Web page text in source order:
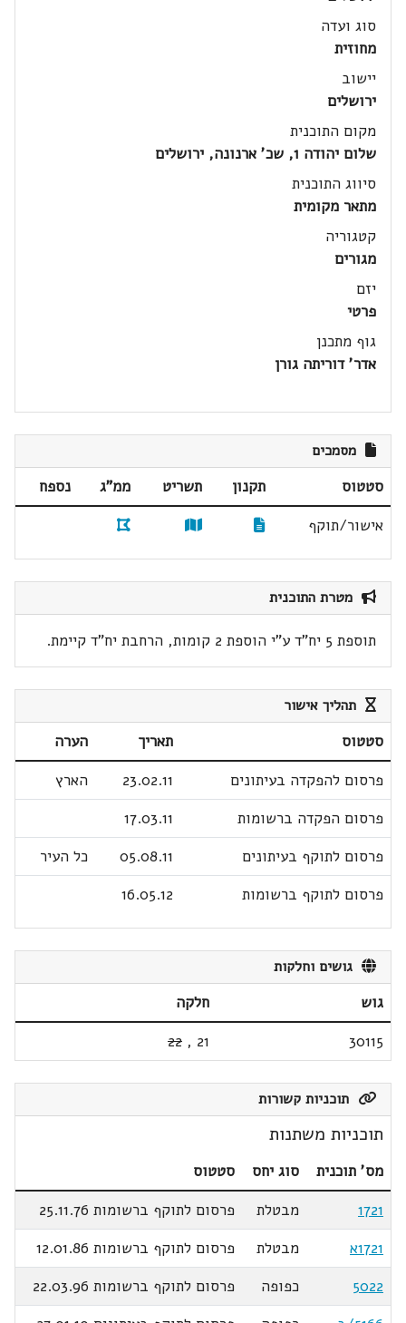
סוג ועדה
מחוזית
יישוב
ירושלים
מקום התוכנית
שלום יהודה 1, שכ' ארנונה, ירושלים
סיווג התוכנית
מתאר מקומית
קטגוריה
מגורים
יזם
פרטי
גוף מתכנן
אדר' דוריתה גורן
מסמכים
סטטוס תקנון תשריט ממ"ג
נספח
אישור/תוקף
מטרת התוכנית
תוספת 5 יח"ד ע"י הוספת 2 קומות, הרחבת יח"ד קיימת.
תהליך אישור
סטטוס תאריך
הערה
פרסום להפקדה בעיתונים
23.02.11
הארץ
פרסום הפקדה ברשומות
17.03.11
פרסום לתוקף בעיתונים
05.08.11
כל העיר
פרסום לתוקף ברשומות
16.05.12
גושים וחלקות
גוש
חלקה
30115
21
,
22
תוכניות קשורות
תוכניות משתנות
מס' תוכנית סוג יחס
סטטוס
1721
מבטלת
פרסום לתוקף ברשומות 25.11.76
1721א
מבטלת
פרסום לתוקף ברשומות 12.01.86
5022
כפופה
פרסום לתוקף ברשומות 22.03.96